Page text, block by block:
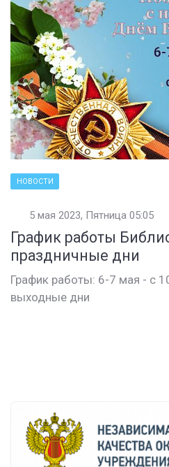
НОВОСТИ
5 мая 2023, Пятница 05:05
График работы
праздничные дни
График работы: 6-7 мая - с
выходные дни